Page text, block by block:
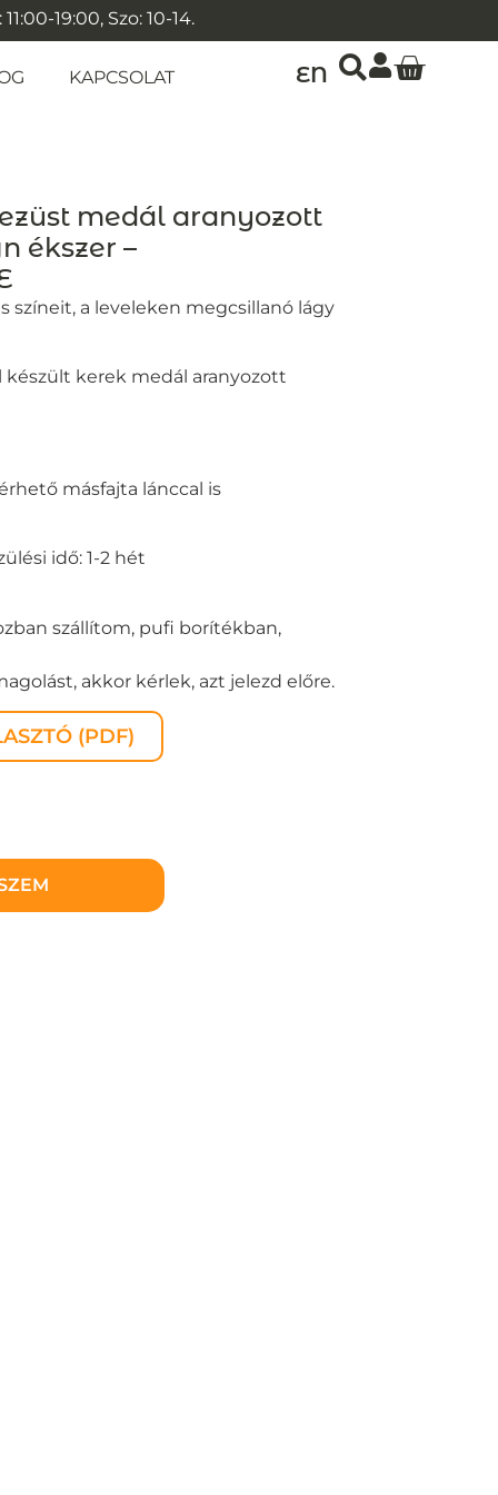
19:00, Szo: 10-14.
KAPCSOLAT EN
medál aranyozott
ékszer –
színeit, a leveleken megcsillanó lágy
kerek medál aranyozott
másfajta lánccal is
idő: 1-2 hét
szállítom, pufi borítékban,
akkor kérlek, azt jelezd előre.
(PDF)